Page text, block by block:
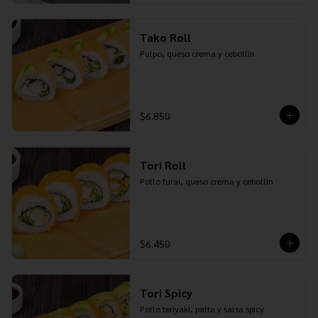
Tako Roll
Pulpo, queso crema y cebollín
$6.850
Tori Roll
Pollo furai, queso crema y cebollín
$6.450
Tori Spicy
Pollo teriyaki, palta y salsa spicy